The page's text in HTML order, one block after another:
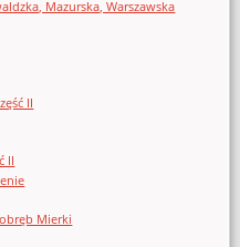
Mazurska, Warszawska
II
II
Mierki